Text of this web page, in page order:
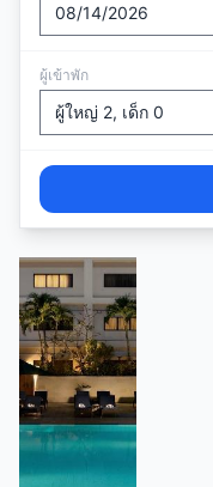
ผู้เข้าพัก